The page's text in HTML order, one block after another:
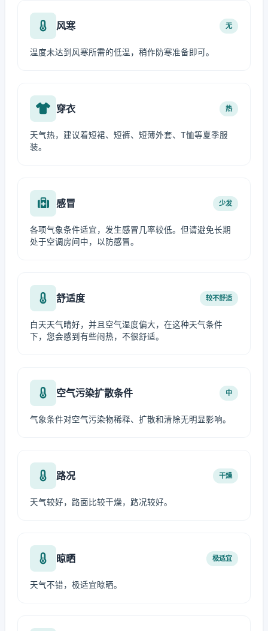
风寒 无
温度未达到风寒所需的低温，稍作防寒准备即可。
穿衣 热
天气热，建议着短裙、短裤、短薄外套、T恤等夏季服
装。
感冒 少发
各项气象条件适宜，发生感冒几率较低。但请避免长期
处于空调房间中，以防感冒。
舒适度 较不舒适
白天天气晴好，并且空气湿度偏大，在这种天气条件
下，您会感到有些闷热，不很舒适。
空气污染扩散条件 中
气象条件对空气污染物稀释、扩散和清除无明显影响。
路况 干燥
天气较好，路面比较干燥，路况较好。
晾晒 极适宜
天气不错，极适宜晾晒。